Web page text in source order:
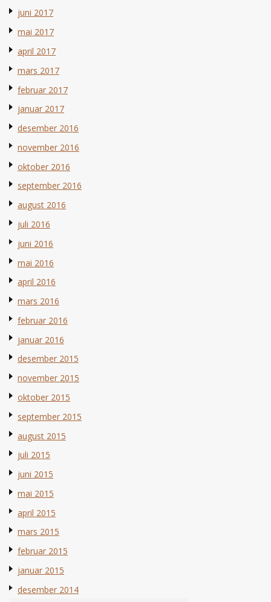
juni 2017
mai 2017
april 2017
mars 2017
februar 2017
januar 2017
desember 2016
november 2016
oktober 2016
september 2016
august 2016
juli 2016
juni 2016
mai 2016
april 2016
mars 2016
februar 2016
januar 2016
desember 2015
november 2015
oktober 2015
september 2015
august 2015
juli 2015
juni 2015
mai 2015
april 2015
mars 2015
februar 2015
januar 2015
desember 2014